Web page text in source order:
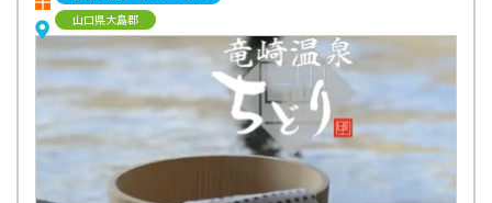
山口県大島郡